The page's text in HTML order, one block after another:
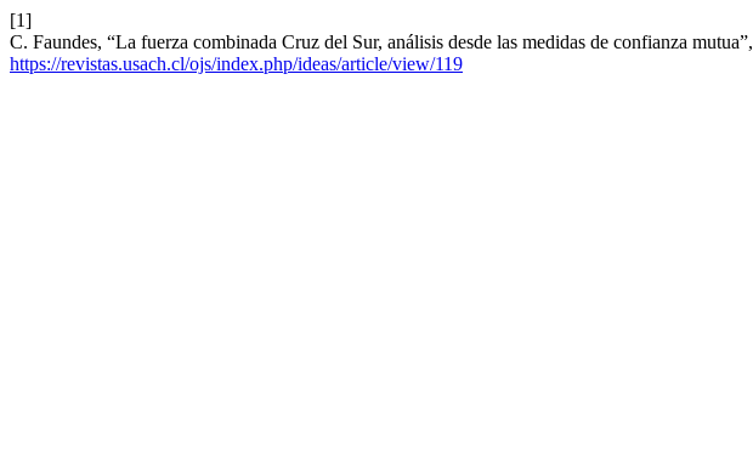
[1]
C. Faundes, “La fuerza combinada Cruz del Sur, análisis desde las medidas de confianza mutua”,
https://revistas.usach.cl/ojs/index.php/ideas/article/view/119